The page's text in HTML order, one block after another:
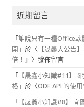
近期留言
「誰說只有一種Office軟
開 」於〈 【晟鑫大公告
倍！』 〉發佈留言
「 【晟鑫小知識#11】
格 」於〈ODF API 的使
「 【晟鑫小知識#8】 宜